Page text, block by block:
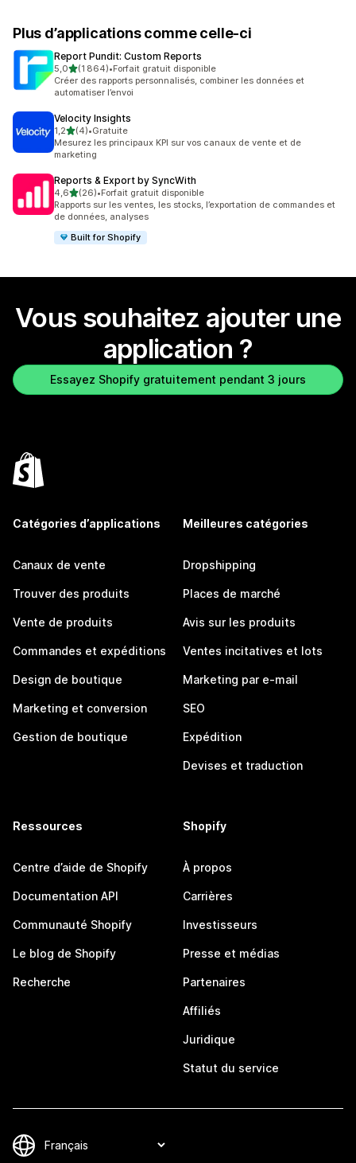
Plus d’applications comme celle-ci
Report Pundit: Custom Reports
5,0étoile(s) sur 5
(1 864)
1864 avis au total
•Forfait gratuit disponible
Créer des rapports personnalisés, combiner les données et
automatiser l’envoi
Velocity Insights
1,2étoile(s) sur 5
(4)
4 avis au total
•Gratuite
Mesurez les principaux KPI sur vos canaux de vente et de
marketing
Reports & Export by SyncWith
4,6étoile(s) sur 5
(26)
26 avis au total
•Forfait gratuit disponible
Rapports sur les ventes, les stocks, l’exportation de commandes et
de données, analyses
Built for Shopify
Vous souhaitez ajouter une
application ?
Essayez Shopify gratuitement pendant 3 jours
Catégories d’applications
Canaux de vente
Trouver des produits
Vente de produits
Commandes et expéditions
Design de boutique
Marketing et conversion
Gestion de boutique
Meilleures catégories
Dropshipping
Places de marché
Avis sur les produits
Ventes incitatives et lots
Marketing par e-mail
SEO
Expédition
Devises et traduction
Ressources
Centre d’aide de Shopify
Documentation API
Communauté Shopify
Le blog de Shopify
Recherche
Shopify
À propos
Carrières
Investisseurs
Presse et médias
Partenaires
Affiliés
Juridique
Statut du service